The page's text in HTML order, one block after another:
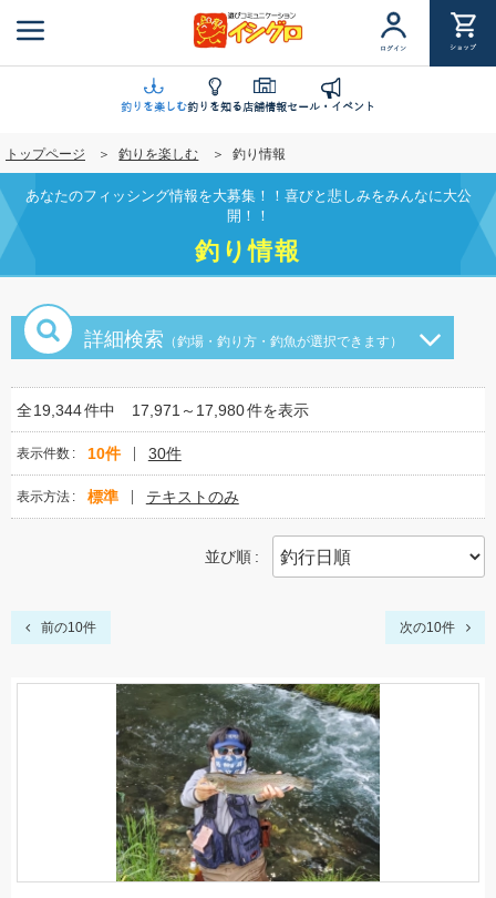
ン
に
移
動
ログイン ショップ
釣りを楽しむ釣りを知る店舗情報セール・イベント
トップページ 釣りを楽しむ 釣り情報
あなたのフィッシング情報を大募集！！喜びと悲しみをみんなに大公
開！！
釣り情報
詳細検索 （釣場・釣り方・釣魚が選択できます）
全19,344件中 17,971～17,980件を表示
表示件数 10件 30件
表示方法 標準 テキストのみ
並び順
前の10件 次の10件